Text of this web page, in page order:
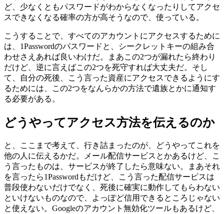
ど、少なくともパスワードがわからなくなったりしてアクセ
スできなくなる確率の方が高そうなので、使っている。
こうすることで、すべてのアカウントにアクセスするために
は、1Passwordのパスワードと、シークレットキーの組み合
わせさえあれば良いわけだ。まあこの2つが漏れたら終わり
だけど、逆に言えばこの2つを死守すれば大丈夫だ。そし
て、自分の死後、こう言った資産にアクセスできるようにす
るためには、この2つをなんらかの方法で遺族とかに通知す
る必要がある。
どうやってアクセス方法を伝えるのか
と、ここまで考えて、行き詰まったのが、どうやってこれを
他の人に伝えるかだ。メール配信サービスとかあるけど、こ
う言ったものは、サービスが終了したら意味ない。まあそれ
を言ったら1Passwordもだけど、こう言った配信サービスは
普段使わないだけでなく、死後に確実に動作してもらわない
といけないものなので、よっぽど信用できるところじゃない
と使えない。Googleのアカウント無効化ツールもあるけど、